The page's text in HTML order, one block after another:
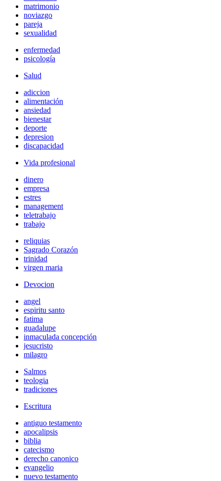
matrimonio
noviazgo
pareja
sexualidad
enfermedad
psicología
Salud
adiccion
alimentación
ansiedad
bienestar
deporte
depresion
discapacidad
Vida profesional
dinero
empresa
estres
management
teletrabajo
trabajo
reliquias
Sagrado Corazón
trinidad
virgen maria
Devocion
angel
espiritu santo
fatima
guadalupe
inmaculada concepción
jesucristo
milagro
Salmos
teologia
tradiciones
Escritura
antiguo testamento
apocalipsis
biblia
catecismo
derecho canonico
evangelio
nuevo testamento